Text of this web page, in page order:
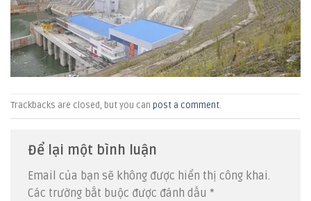
Trackbacks are closed, but you can post a comment.
Để lại một bình luận
Email của bạn sẽ không được hiển thị công khai.
Các trường bắt buộc được đánh dấu *